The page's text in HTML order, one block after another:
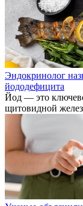
Эндокринолог
йододефицита
Йод — это
щитовидной